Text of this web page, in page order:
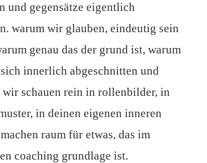
und gegensätze eigentlich
warum wir glauben, eindeutig sein
genau das der grund ist, warum
innerlich abgeschnitten und
schauen rein in rollenbilder, in
in deinen eigenen inneren
raum für etwas, das im
coaching grundlage ist.